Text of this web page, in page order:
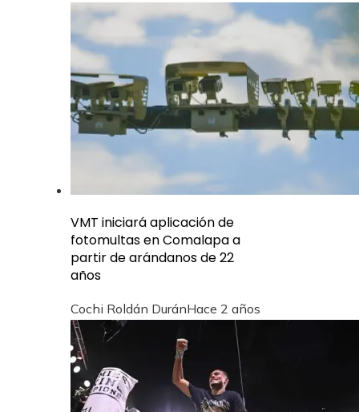
VMT iniciará aplicación de
fotomultas en Comalapa a
partir de arándanos de 22
años
Cochi Roldán DuránHace 2 años